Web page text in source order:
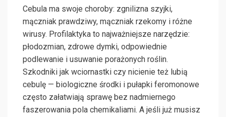
Cebula ma swoje choroby: zgnilizna szyjki,
mączniak prawdziwy, mączniak rzekomy i różne
wirusy. Profilaktyka to najważniejsze narzędzie:
płodozmian, zdrowe dymki, odpowiednie
podlewanie i usuwanie porażonych roślin.
Szkodniki jak wciornastki czy nicienie też lubią
cebulę — biologiczne środki i pułapki feromonowe
często załatwiają sprawę bez nadmiernego
faszerowania pola chemikaliami. A jeśli już musisz